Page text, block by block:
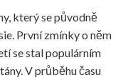
který se původně
První zmínky o něm
se stal populárním
V průběhu času